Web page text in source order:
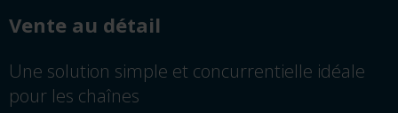
Vente au détail
Une solution simple et concurrentielle idéale
pour les chaînes